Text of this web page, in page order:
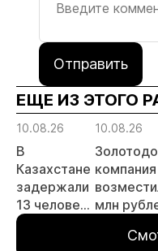
Отправить
ЕЩЕ ИЗ ЭТОГО
10.08.26
В
Казахстане
задержали
13 человек
за
10.08.26
компания
млн
в